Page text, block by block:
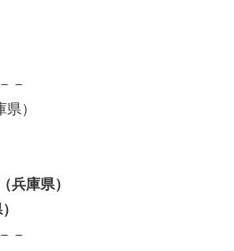
－
）
（兵庫県）
－